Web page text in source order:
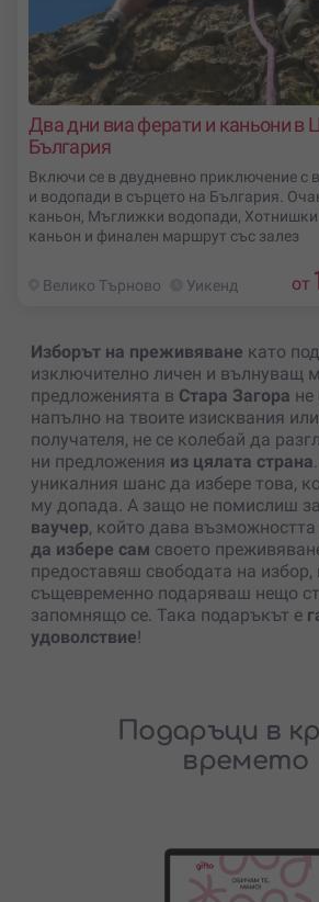
Два дни виа ферати и каньони в
България
Включи се в двудневно приключение с
и водопади в сърцето на България.
каньон, Мъглижки водопади,
каньон и финален маршрут със залез
Велико Търново Уикенд от
Изборът на преживяване като
изключително личен и вълнуващ
предложенията в Стара Загора не
напълно на твоите изисквания
получателя, не се колебай да
ни предложения из цялата страна
уникалния шанс да избере това,
му допада. А защо не помислиш за
ваучер, който дава възможността
да избере сам своето
предоставяш свободата на избор,
същевременно подаряваш нещо
запомнящо се. Така подаръкът е
удоволствие!
Подаръци в
времето